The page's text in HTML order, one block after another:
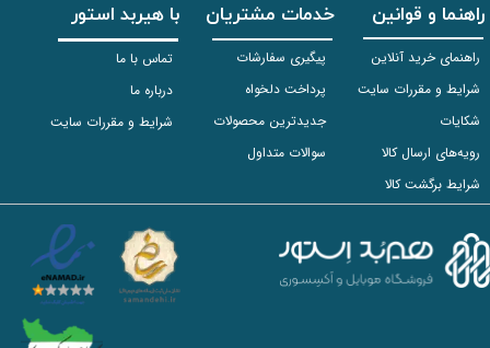
راهنما و قوانین
راهنمای خرید آنلاین
شرایط و مقررات سایت
شکایات
رویه‌های ارسال کالا
شرایط برگشت کالا
خدمات مشتریان
پیگیری سفارشات
پرداخت دلخواه
جدیدترین محصولات
سوالات متداول
با هیربد استور
تماس با ما
درباره ما
شرایط و مقررات سایت